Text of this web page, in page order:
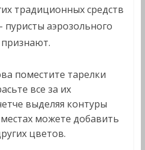
традиционных средств
пуристы аэрозольного
признают.
поместите тарелки
все за их
выделяя контуры
можете добавить
цветов.